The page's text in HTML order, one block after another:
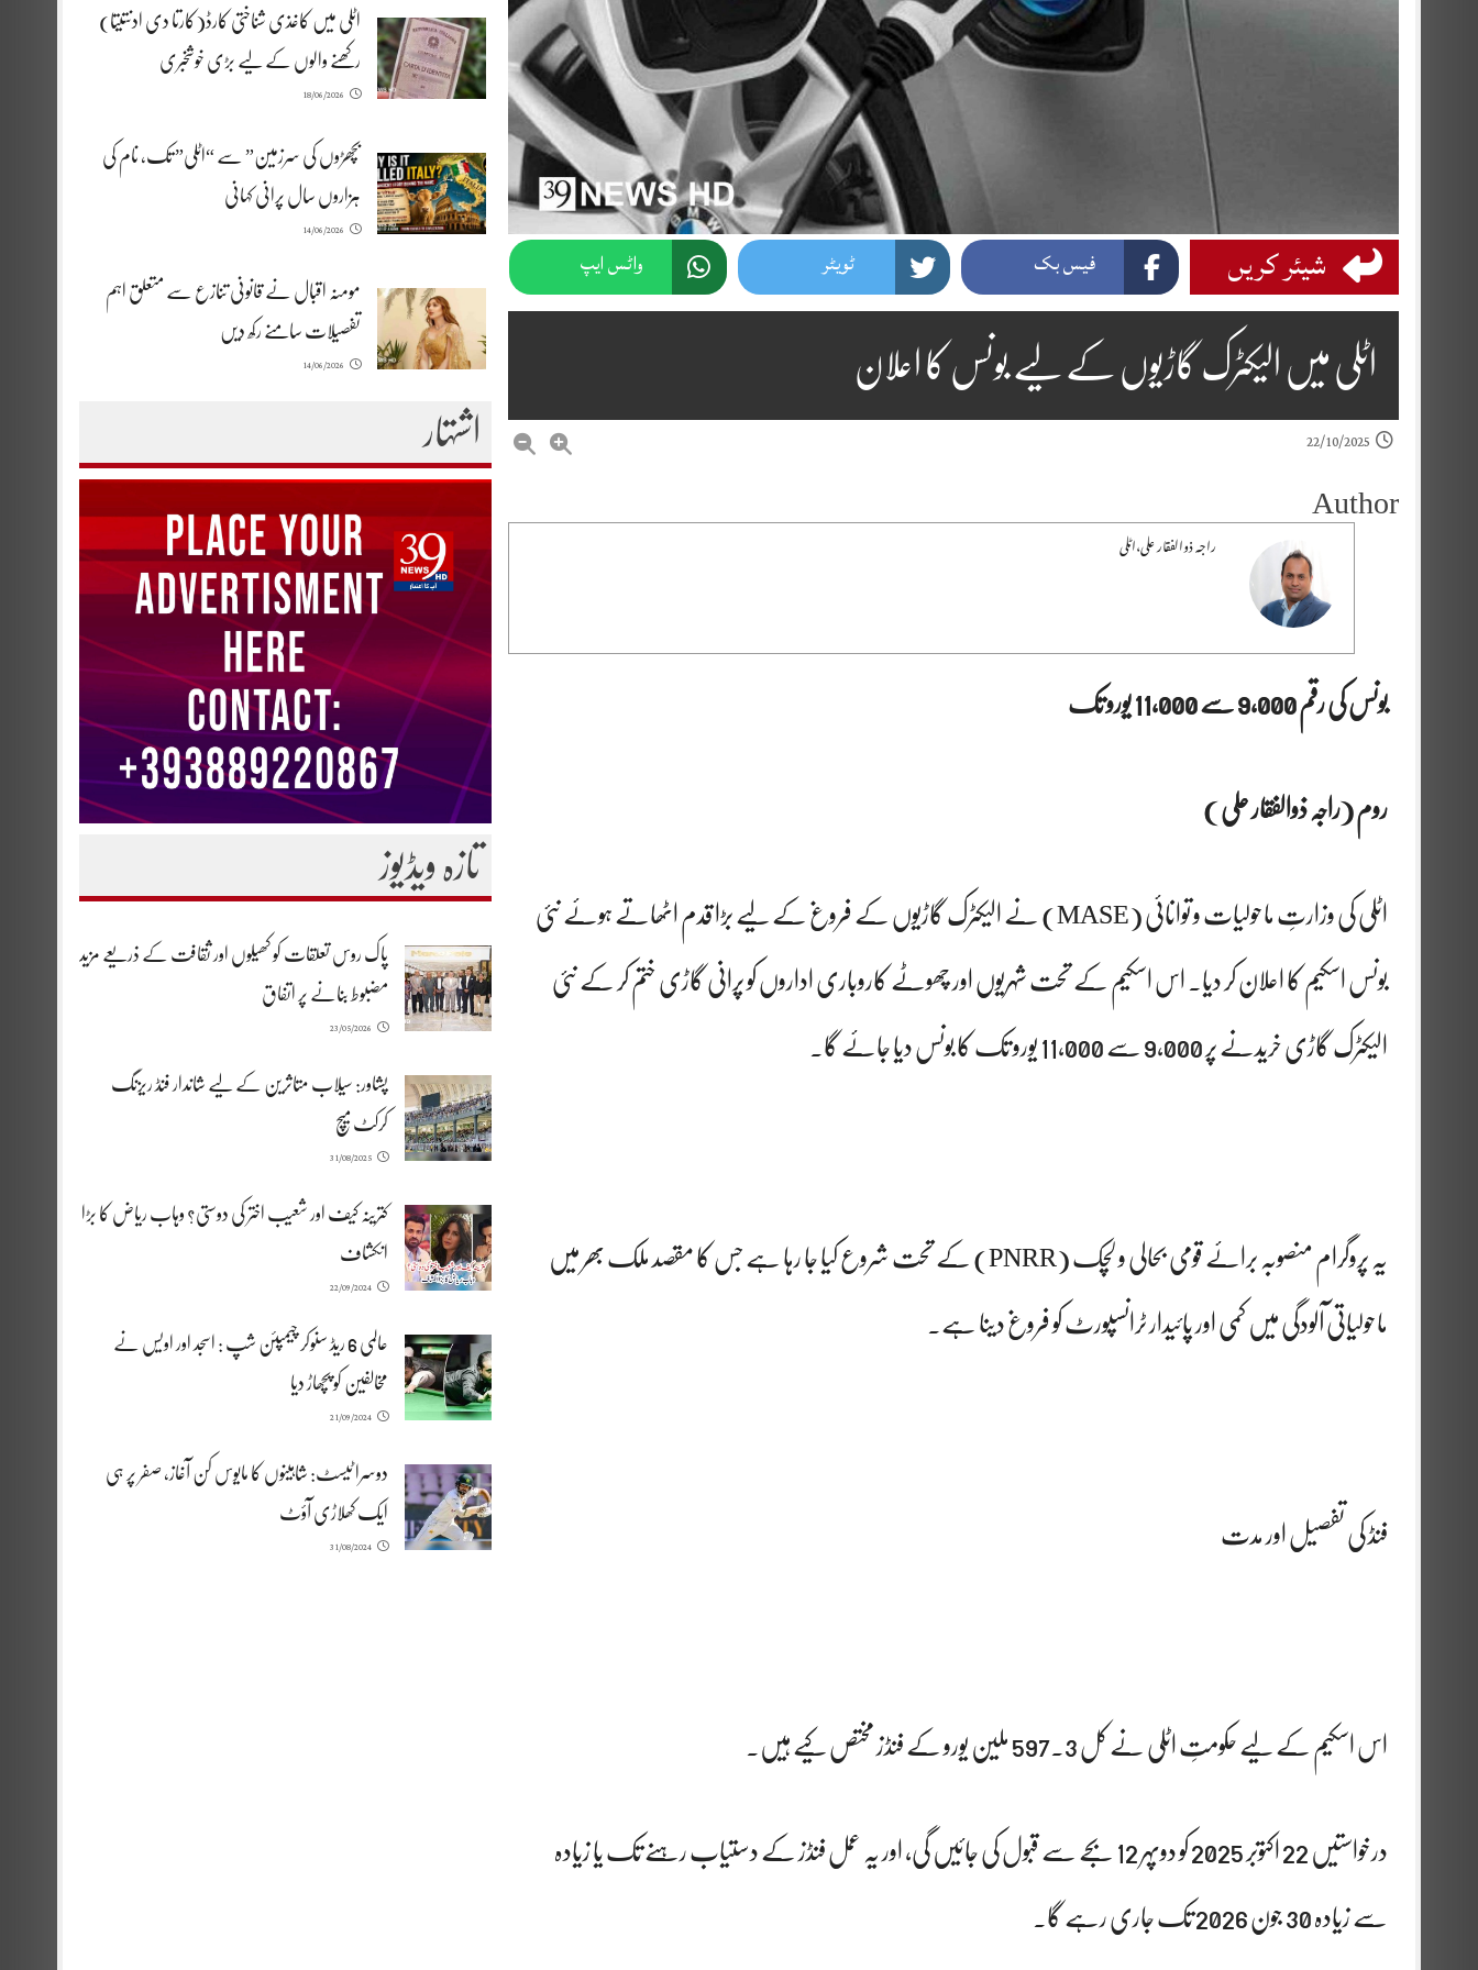
اٹلی میں کاغذی شناختی کارڈ(کارتا دی ادنتیتا)
رکھنے والوں کے لیے بڑی خوشخبری
18/06/2026
بچھڑوں کی سرزمین” سے “اٹلی” تک، نام کی
ہزاروں سال پرانی کہانی
14/06/2026
مومنہ اقبال نے قانونی تنازع سے متعلق اہم
تفصیلات سامنے رکھ دیں
14/06/2026
اشتہار
تازہ ویڈیوز
پاک روس تعلقات کو کھیلوں اور ثقافت کے ذریعے مزید
مضبوط بنانے پر اتفاق
23/05/2026
پشاور: سیلاب متاثرین کے لیے شاندار فنڈ ریزنگ
کرکٹ میچ
31/08/2025
کترینہ کیف اور شعیب اختر کی دوستی؟ وہاب ریاض کا بڑا
انکشاف
22/09/2024
عالمی 6 ریڈ سنوکر چیمپئن شپ : اسجد اور اویس نے
مخالفین کو پچھاڑ دیا
21/09/2024
دوسرا ٹیسٹ: شاہینوں کا مایوس کن آغاز، صفر پر ہی
ایک کھلاڑی آؤٹ
31/08/2024
شیئر کریں فیس بک ٹویٹر واٹس ایپ
اٹلی میں الیکٹرک گاڑیوں کے لیے بونس کا اعلان
22/10/2025
Author
راجہ ذوالفقار علی،اٹلی
بونس کی رقم 9,000 سے 11,000 یورو تک
روم (راجہ ذوالفقار علی )
اٹلی کی وزارتِ ماحولیات و توانائی (MASE) نے الیکٹرک گاڑیوں کے فروغ کے لیے بڑا قدم اٹھاتے ہوئے نئی
بونس اسکیم کا اعلان کر دیا۔ اس اسکیم کے تحت شہریوں اور چھوٹے کاروباری اداروں کو پرانی گاڑی ختم کر کے نئی
الیکٹرک گاڑی خریدنے پر 9,000 سے 11,000 یورو تک کا بونس دیا جائے گا۔
یہ پروگرام منصوبہ برائے قومی بحالی و لچک (PNRR) کے تحت شروع کیا جا رہا ہے جس کا مقصد ملک بھر میں
ماحولیاتی آلودگی میں کمی اور پائیدار ٹرانسپورٹ کو فروغ دینا ہے۔
فنڈ کی تفصیل اور مدت
اس اسکیم کے لیے حکومتِ اٹلی نے کل 597.3 ملین یورو کے فنڈز مختص کیے ہیں۔
درخواستیں 22 اکتوبر 2025 کو دوپہر 12 بجے سے قبول کی جائیں گی، اور یہ عمل فنڈز کے دستیاب رہنے تک یا زیادہ
سے زیادہ 30 جون 2026 تک جاری رہے گا۔